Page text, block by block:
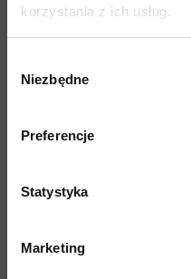
korzystania z ich usług.
zgody
Niezbędne
Preferencje
Statystyka
Marketing
UWAGA! Użycie
Należy wypróbować w
Więcej o produkcie
Specyfikacja